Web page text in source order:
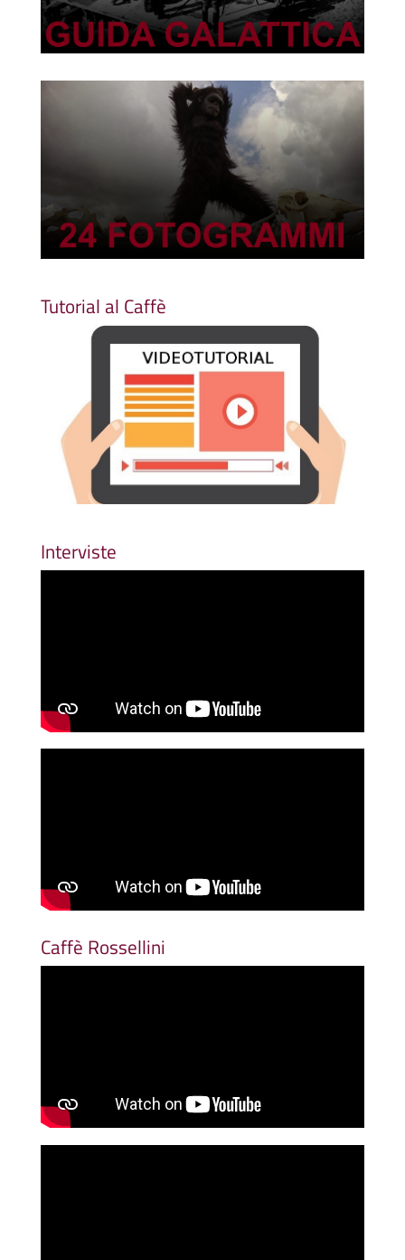
Tutorial al Caffè
Interviste
Caffè Rossellini